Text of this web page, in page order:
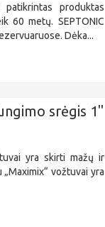
produktas
60 metų. SEPTONIC
Dėka...
srėgis 1"
yra skirti mažų ir
vožtuvai yra